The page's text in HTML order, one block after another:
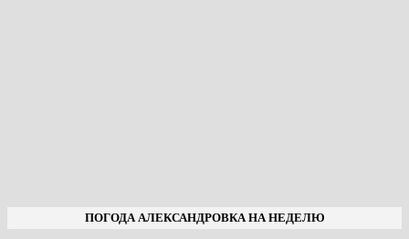
ПОГОДА АЛЕКСАНДРОВКА НА НЕДЕЛЮ